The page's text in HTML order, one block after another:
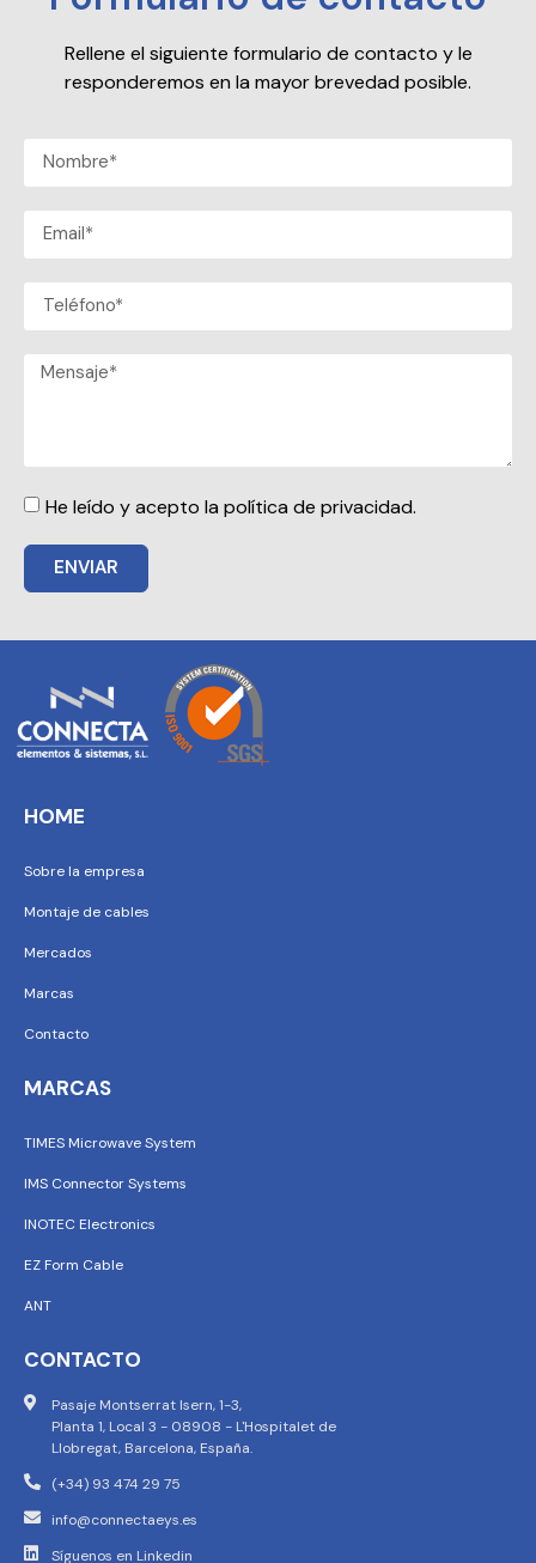
Rellene el siguiente formulario de contacto y le
responderemos en la mayor brevedad posible.
He leído y acepto la política de privacidad.
ENVIAR
HOME
Sobre la empresa
Montaje de cables
Mercados
Marcas
Contacto
MARCAS
TIMES Microwave System
IMS Connector Systems
INOTEC Electronics
EZ Form Cable
ANT
CONTACTO
Pasaje Montserrat Isern, 1-3,
Planta 1, Local 3 - 08908 - L'Hospitalet de
Llobregat, Barcelona, España.
(+34) 93 474 29 75
info@connectaeys.es
Síguenos en Linkedin